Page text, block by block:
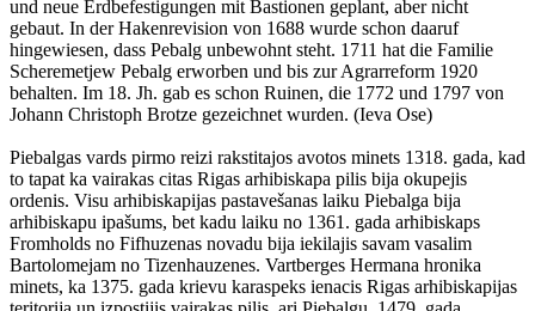
und neue Erdbefestigungen mit Bastionen geplant, aber nicht
gebaut. In der Hakenrevision von 1688 wurde schon daaruf
hingewiesen, dass Pebalg unbewohnt steht. 1711 hat die Familie
Scheremetjew Pebalg erworben und bis zur Agrarreform 1920
behalten. Im 18. Jh. gab es schon Ruinen, die 1772 und 1797 von
Johann Christoph Brotze gezeichnet wurden. (Ieva Ose)
Piebalgas vards pirmo reizi rakstitajos avotos minets 1318. gada, kad
to tapat ka vairakas citas Rigas arhibiskapa pilis bija okupejis
ordenis. Visu arhibiskapijas pastavešanas laiku Piebalga bija
arhibiskapu ipašums, bet kadu laiku no 1361. gada arhibiskaps
Fromholds no Fifhuzenas novadu bija iekilajis savam vasalim
Bartolomejam no Tizenhauzenes. Vartberges Hermana hronika
minets, ka 1375. gada krievu karaspeks ienacis Rigas arhibiskapijas